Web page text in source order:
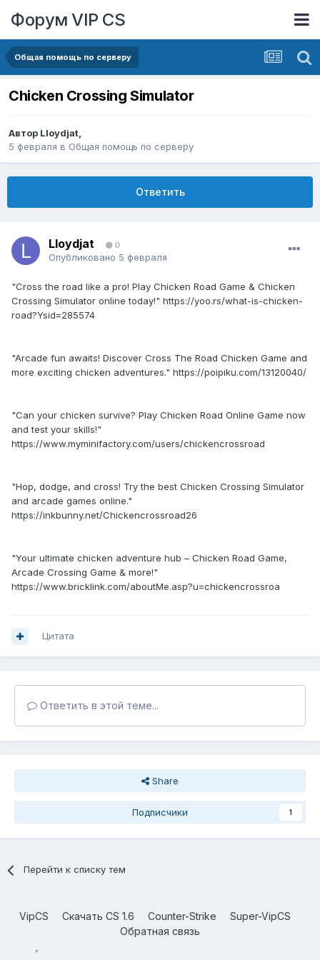
Форум VIP CS
Общая помощь по серверу
Chicken Crossing Simulator
Автор Lloydjat,
5 февраля в Общая помощь по серверу
Ответить
Lloydjat 0
Опубликовано 5 февраля
"Cross the road like a pro! Play Chicken Road Game & Chicken
Crossing Simulator online today!" https://yoo.rs/what-is-chicken-
road?Ysid=285574
"Arcade fun awaits! Discover Cross The Road Chicken Game and
more exciting chicken adventures." https://poipiku.com/13120040/
"Can your chicken survive? Play Chicken Road Online Game now
and test your skills!"
https://www.myminifactory.com/users/chickencrossroad
"Hop, dodge, and cross! Try the best Chicken Crossing Simulator
and arcade games online."
https://inkbunny.net/Chickencrossroad26
"Your ultimate chicken adventure hub – Chicken Road Game,
Arcade Crossing Game & more!"
https://www.bricklink.com/aboutMe.asp?u=chickencrossroa
Цитата
Ответить в этой теме...
Share
Подписчики 1
Перейти к списку тем
VipCS Скачать CS 1.6 Counter-Strike
Super-VipCS
Обратная связь